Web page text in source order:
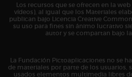
Los recursos que se ofrecen en la
vídeos), al igual que los Materiales
publican bajo Licencia Creative
su uso para fines sin ánimo lucrativo
autor y se compartan bajo
La Fundación Pictoaplicaciones no se
de materiales por parte de los usuarios,
usados elementos multimedia libres